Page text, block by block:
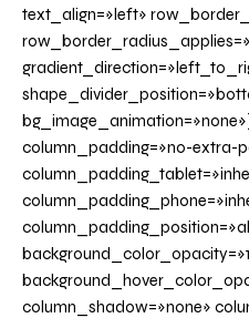
text_align=»left»
column_padding=»no-extra-
column_shadow=»none»